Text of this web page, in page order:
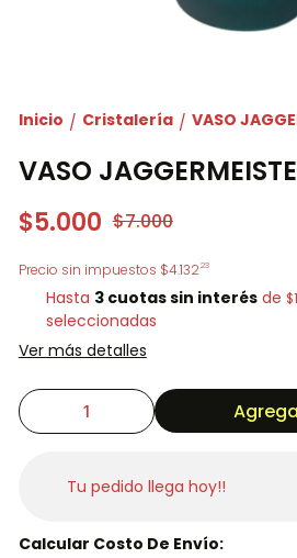
Inicio / Cristalería / VASO
VASO
$5.000 $7.000
Precio sin impuestos $4.13223
Hasta 3 cuotas sin interés de
seleccionadas
Ver más detalles
Tu pedido llega hoy!!
Calcular Costo De Envío: